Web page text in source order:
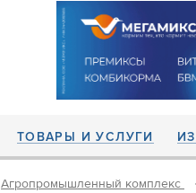
ТОВАРЫ И УСЛУГИ
Агропромышленный комплекс